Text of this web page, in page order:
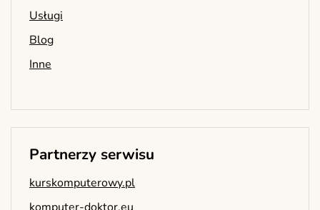
Usługi
Blog
Inne
Partnerzy serwisu
kurskomputerowy.pl
komputer-doktor.eu